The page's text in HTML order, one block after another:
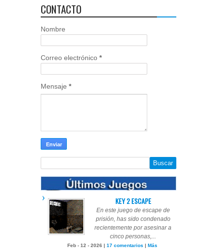
CONTACTO
Nombre
Correo electrónico *
Mensaje *
KEY 2 ESCAPE
En este juego de escape de
prisión, has sido condenado
recientemente por asesinar a
cinco personas,...
Feb - 12 - 2026 | 17 comentarios | Más